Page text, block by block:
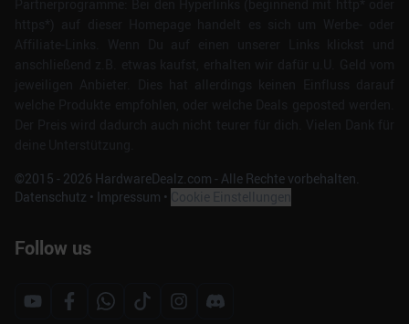
©2015 - 2026 HardwareDealz.com - Alle Rechte vorbehalten.
Datenschutz • Impressum •
Follow us